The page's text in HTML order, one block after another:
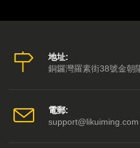
地址:
銅鑼灣羅素街38號金朝
電郵:
support@likuiming.com